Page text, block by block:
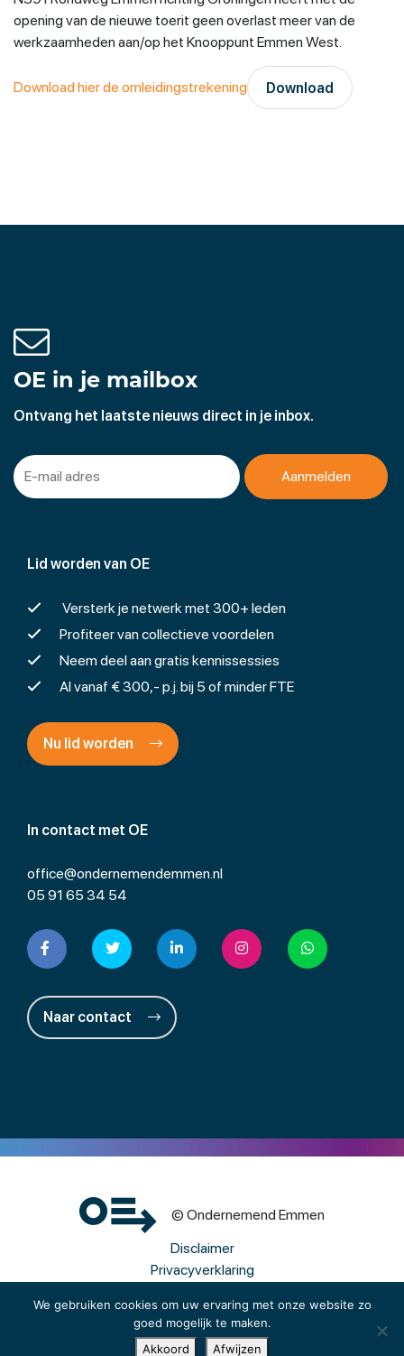
opening van de nieuwe toerit geen overlast meer van de
werkzaamheden aan/op het Knooppunt Emmen West.
Download hier de omleidingstrekening Download
We gebruiken cookies om uw ervaring met onze website zo
goed mogelijk te maken.
Akkoord
Afwijzen
In contact met OE
office@ondernemendemmen.nl
05 91 65 34 54
Naar contact
Lid worden van OE
Versterk je netwerk met 300+ leden
Profiteer van collectieve voordelen
Neem deel aan gratis kennissessies
Al vanaf € 300,- p.j. bij 5 of minder FTE
Nu lid worden
OE in je mailbox
Ontvang het laatste nieuws direct in je inbox.
© Ondernemend Emmen
Disclaimer
Privacyverklaring
Een wwwebsite van Webba